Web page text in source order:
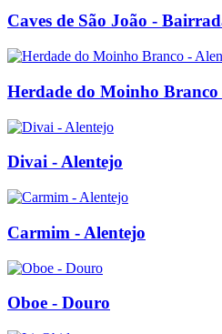
Caves de São João -
Herdade do Moinho Branco
Divai - Alentejo
Carmim - Alentejo
Oboe - Douro